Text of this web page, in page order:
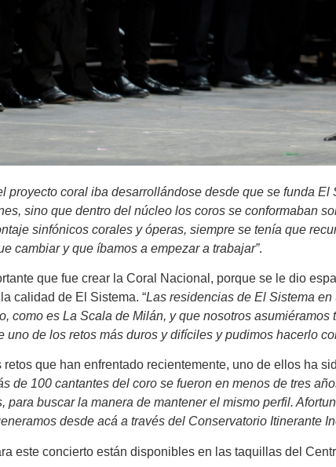
proyecto coral iba desarrollándose desde que se funda
sino que dentro del núcleo los coros se conformaban
sinfónicos corales y óperas, siempre se tenía que
cambiar y que íbamos a empezar a trabajar”.
que fue crear la Coral Nacional, porque se le dio
calidad de El Sistema. “Las residencias de El Sistema
como es La Scala de Milán, y que nosotros
uno de los retos más duros y difíciles y pudimos hacerlo
retos que han enfrentado recientemente, uno de ellos ha
de 100 cantantes del coro se fueron en menos de tres
para buscar la manera de mantener el mismo perfil.
desde acá a través del Conservatorio Itinerante
este concierto están disponibles en las taquillas del